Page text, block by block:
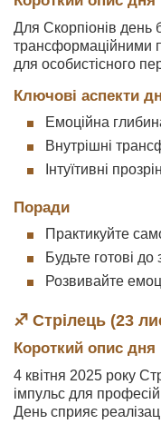
Для Скорпіонів день
трансформаційними
для особистісного
Ключові аспекти
Емоційна
Внутрішні
Інтуїтивні
Поради
Практикуйте
Будьте готові до
Розвивайте
♐ Стрілець (23
Короткий опис дня
4 квітня 2025 року
імпульс для
День сприяє